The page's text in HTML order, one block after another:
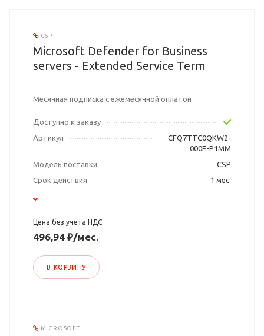
CSP
Microsoft Defender for Business
servers - Extended Service Term
Месячная подписка с ежемесячной оплатой
Доступно к заказу
Артикул
CFQ7TTC0QKW2-
000F-P1MM
Модель поставки
CSP
Срок действия
1 мес.
Цена без учета НДС
496,94 ₽/мес.
В КОРЗИНУ
MICROSOFT